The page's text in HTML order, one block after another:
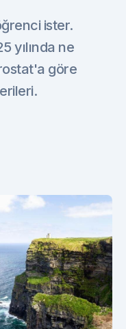
ister.
yılında ne
göre